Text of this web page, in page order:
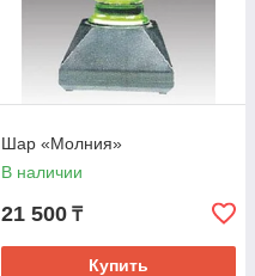
Шар «Молния»
В наличии
21 500 ₸
Купить